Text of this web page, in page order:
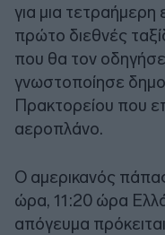
για μια
πρώτο διεθνές
που θα τον
γνωστοποίησε
Πρακτορείου που
αεροπλάνο.
Ο αμερικανός
ώρα, 11:20 ώρα
απόγευμα